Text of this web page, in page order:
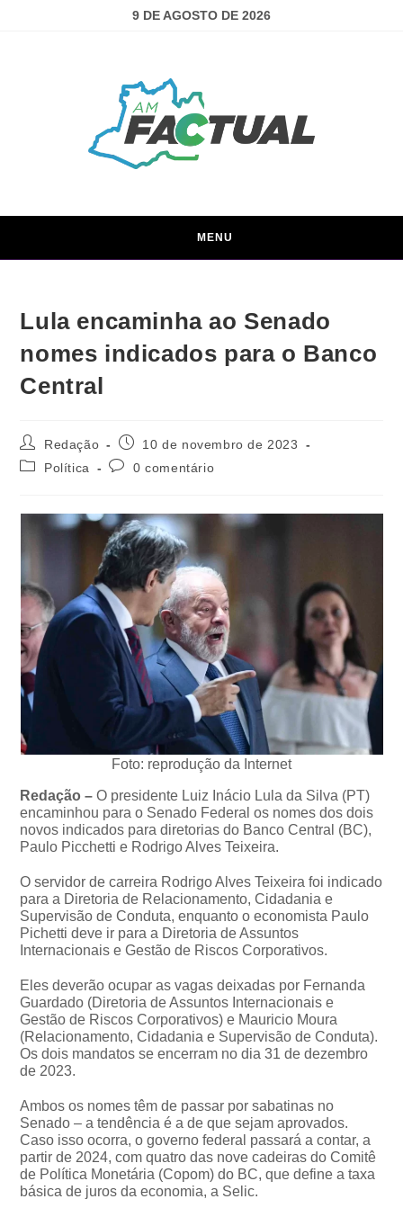
9 DE AGOSTO DE 2026
MENU
Lula encaminha ao Senado
nomes indicados para o Banco
Central
Redação
10 de novembro de 2023
Política
0 comentário
Foto: reprodução da Internet
Redação –O presidente Luiz Inácio Lula da Silva (PT)
encaminhou para o Senado Federal os nomes dos dois
novos indicados para diretorias do Banco Central (BC),
Paulo Picchetti e Rodrigo Alves Teixeira.
O servidor de carreira Rodrigo Alves Teixeira foi indicado
para a Diretoria de Relacionamento, Cidadania e
Supervisão de Conduta, enquanto o economista Paulo
Pichetti deve ir para a Diretoria de Assuntos
Internacionais e Gestão de Riscos Corporativos.
Eles deverão ocupar as vagas deixadas por Fernanda
Guardado (Diretoria de Assuntos Internacionais e
Gestão de Riscos Corporativos) e Mauricio Moura
(Relacionamento, Cidadania e Supervisão de Conduta).
Os dois mandatos se encerram no dia 31 de dezembro
de 2023.
Ambos os nomes têm de passar por sabatinas no
Senado – a tendência é a de que sejam aprovados.
Caso isso ocorra, o governo federal passará a contar, a
partir de 2024, com quatro das nove cadeiras do Comitê
de Política Monetária (Copom) do BC, que define a taxa
básica de juros da economia, a Selic.